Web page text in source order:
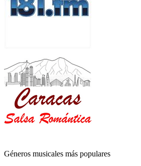
Géneros musicales más populares